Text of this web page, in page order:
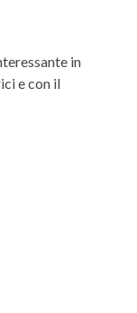
in
e con il